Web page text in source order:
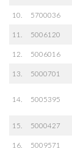
10. 5700036
11. 5006120
12. 5006016
13. 5000701
14. 5005395
15. 5000427
16. 5009571